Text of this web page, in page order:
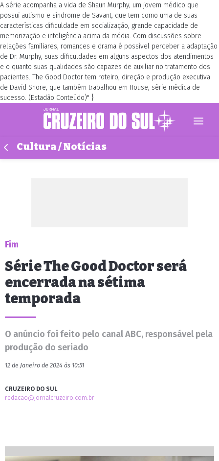
A série acompanha a vida de Shaun Murphy, um jovem médico que
possui autismo e síndrome de Savant, que tem como uma de suas
características dificuldade em socialização, grande capacidade de
memorização e inteligência acima da média. Com discussões sobre
relações familiares, romances e drama é possível perceber a adaptação
de Dr. Murphy, suas dificuldades em alguns aspectos dos atendimentos
e o quanto suas qualidades são capazes de auxiliar no tratamento dos
pacientes. The Good Doctor tem roteiro, direção e produção executiva
de David Shore, que também trabalhou em House, série médica de
sucesso. (Estadão Conteúdo)" }
Cultura / Notícias
Fim
Série The Good Doctor será
encerrada na sétima
temporada
O anúncio foi feito pelo canal ABC, responsável pela
produção do seriado
12 de Janeiro de 2024 às 10:51
CRUZEIRO DO SUL
redacao@jornalcruzeiro.com.br